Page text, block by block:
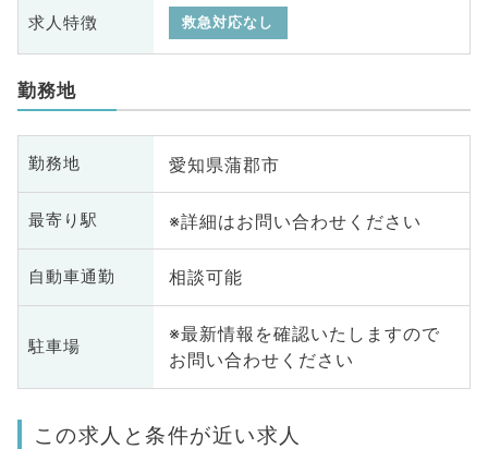
求人特徴 救急対応なし
勤務地
勤務地 愛知県蒲郡市
最寄り駅 ※詳細はお問い合わせください
自動車通勤 相談可能
駐車場
※最新情報を確認いたしますので
お問い合わせください
この求人と条件が近い求人